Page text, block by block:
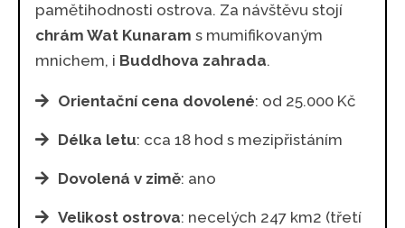
pamětihodnosti ostrova. Za návštěvu stojí
chrám Wat Kunaram s mumifikovaným
mnichem, i Buddhova zahrada.
Orientační cena dovolené: od 25.000 Kč
Délka letu: cca 18 hod s mezipřistáním
Dovolená v zimě: ano
Velikost ostrova: necelých 247 km2 (třetí